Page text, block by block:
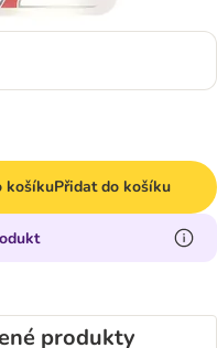
košíkuPřidat do košíku
produkty